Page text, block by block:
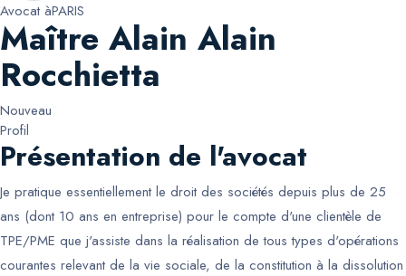
Avocat àPARIS
Maître Alain Alain
Rocchietta
Nouveau
Profil
Présentation de l'avocat
Je pratique essentiellement le droit des sociétés depuis plus de 25
ans (dont 10 ans en entreprise) pour le compte d'une clientèle de
TPE/PME que j'assiste dans la réalisation de tous types d'opérations
courantes relevant de la vie sociale, de la constitution à la dissolution